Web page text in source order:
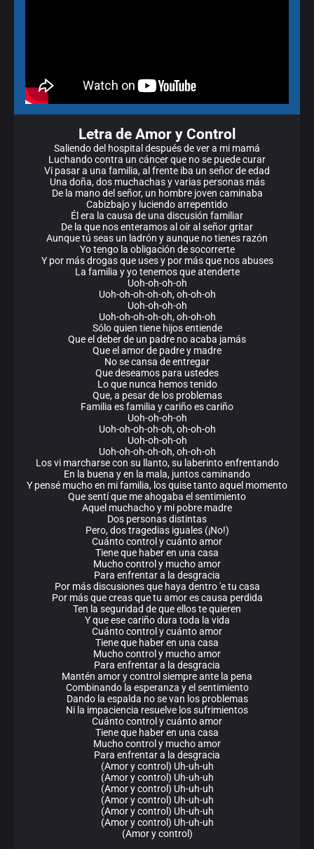
Letra de Amor y Control
Saliendo del hospital después de ver a mi mamá
Luchando contra un cáncer que no se puede curar
Vi pasar a una familia, al frente iba un señor de edad
Una doña, dos muchachas y varias personas más
De la mano del señor, un hombre joven caminaba
Cabizbajo y luciendo arrepentido
Él era la causa de una discusión familiar
De la que nos enteramos al oír al señor gritar
Aunque tú seas un ladrón y aunque no tienes razón
Yo tengo la obligación de socorrerte
Y por más drogas que uses y por más que nos abuses
La familia y yo tenemos que atenderte
Uoh-oh-oh-oh
Uoh-oh-oh-oh-oh, oh-oh-oh
Uoh-oh-oh-oh
Uoh-oh-oh-oh-oh, oh-oh-oh
Sólo quien tiene hijos entiende
Que el deber de un padre no acaba jamás
Que el amor de padre y madre
No se cansa de entregar
Que deseamos para ustedes
Lo que nunca hemos tenido
Que, a pesar de los problemas
Familia es familia y cariño es cariño
Uoh-oh-oh-oh
Uoh-oh-oh-oh-oh, oh-oh-oh
Uoh-oh-oh-oh
Uoh-oh-oh-oh-oh, oh-oh-oh
Los vi marcharse con su llanto, su laberinto enfrentando
En la buena y en la mala, juntos caminando
Y pensé mucho en mi familia, los quise tanto aquel momento
Que sentí que me ahogaba el sentimiento
Aquel muchacho y mi pobre madre
Dos personas distintas
Pero, dos tragedias iguales (¡No!)
Cuánto control y cuánto amor
Tiene que haber en una casa
Mucho control y mucho amor
Para enfrentar a la desgracia
Por más discusiones que haya dentro 'e tu casa
Por más que creas que tu amor es causa perdida
Ten la seguridad de que ellos te quieren
Y que ese cariño dura toda la vida
Cuánto control y cuánto amor
Tiene que haber en una casa
Mucho control y mucho amor
Para enfrentar a la desgracia
Mantén amor y control siempre ante la pena
Combinando la esperanza y el sentimiento
Dando la espalda no se van los problemas
Ni la impaciencia resuelve los sufrimientos
Cuánto control y cuánto amor
Tiene que haber en una casa
Mucho control y mucho amor
Para enfrentar a la desgracia
(Amor y control) Uh-uh-uh
(Amor y control) Uh-uh-uh
(Amor y control) Uh-uh-uh
(Amor y control) Uh-uh-uh
(Amor y control) Uh-uh-uh
(Amor y control) Uh-uh-uh
(Amor y control)